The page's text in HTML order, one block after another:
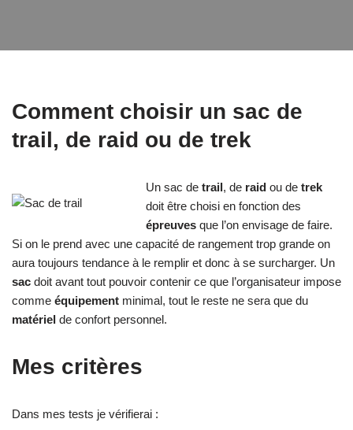
Comment choisir un sac de
trail, de raid ou de trek
Un sac de trail, de raid ou de trek
doit être choisi en fonction des
épreuves que l’on envisage de faire.
Si on le prend avec une capacité de rangement trop grande on
aura toujours tendance à le remplir et donc à se surcharger. Un
sac doit avant tout pouvoir contenir ce que l’organisateur impose
comme équipement minimal, tout le reste ne sera que du
matériel de confort personnel.
Mes critères
Dans mes tests je vérifierai :